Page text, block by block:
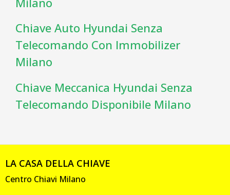
Chiave Auto Hyundai Senza
Telecomando Con Immobilizer
Milano
Chiave Meccanica Hyundai Senza
Telecomando Disponibile Milano
LA CASA DELLA CHIAVE
Centro Chiavi Milano